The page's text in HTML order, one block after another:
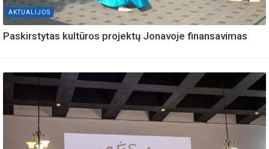
AKTUALIJOS
Paskirstytas kultūros projektų Jonavoje finansavimas